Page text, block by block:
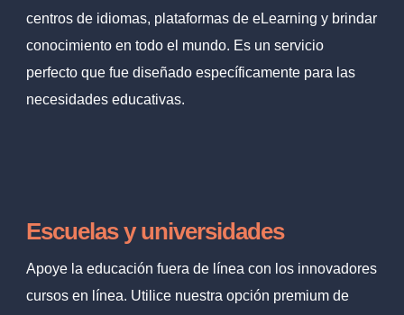
centros de idiomas, plataformas de eLearning y brindar
conocimiento en todo el mundo. Es un servicio
perfecto que fue diseñado específicamente para las
necesidades educativas.
Escuelas y universidades
Apoye la educación fuera de línea con los innovadores
cursos en línea. Utilice nuestra opción premium de